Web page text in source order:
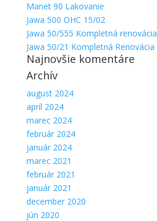
Manet 90 Lakovanie
Jawa 500 OHC 15/02
Jawa 50/555 Kompletná renovácia
Jawa 50/21 Kompletná Renovácia
Najnovšie komentáre
Archív
august 2024
apríl 2024
marec 2024
február 2024
január 2024
marec 2021
február 2021
január 2021
december 2020
jún 2020